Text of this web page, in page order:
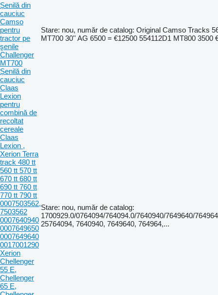
Șenilă din
cauciuc
Camso
pentru
tractor pe
şenile
Challenger
MT700
Stare: nou, număr de catalog: Original Camso Tracks
MT700 30'' AG 6500 = €12500 554112D1 MT800 3500
Șenilă din
cauciuc
Claas
Lexion
pentru
combină de
recoltat
cereale
Claas
Lexion ,
Xerion Terra
track 480 tt
560 tt 570 tt
670 tt 680 tt
690 tt 760 tt
770 tt 790 tt
0007503562,
7503562
0007640940
0007649650
0007649640
0017001290
Xerion
Chellenger
55 E,
Chellenger
65 E,
Stare: nou, număr de catalog:
1700929.0/0764094/764094.0/7640940/7649640/
25764094, 7640940, 7649640, 764964,...